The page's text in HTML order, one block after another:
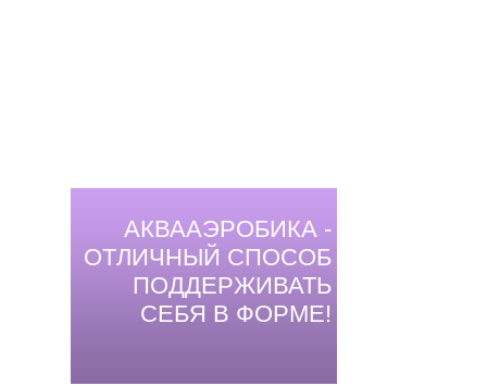
АКВААЭРОБИКА -
ОТЛИЧНЫЙ СПОСОБ
ПОДДЕРЖИВАТЬ
СЕБЯ В ФОРМЕ!